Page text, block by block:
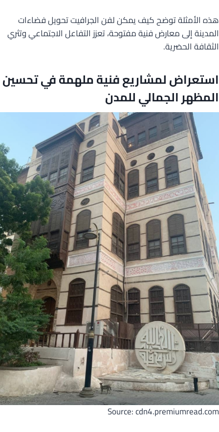
هذه الأمثلة توضح كيف يمكن لفن الجرافيت تحويل فضاءات
المدينة إلى معارض فنية مفتوحة، تعزز التفاعل الاجتماعي وتثري
الثقافة الحضرية.
استعراض لمشاريع فنية ملهمة في تحسين
المظهر الجمالي للمدن
Source: cdn4.premiumread.com